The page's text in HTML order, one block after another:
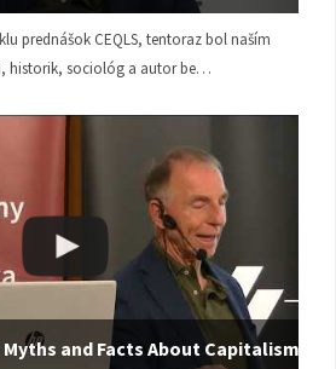
prednášok CEQLS, tentoraz bol naším
historik, sociológ a autor be…
and Facts About Capitalism